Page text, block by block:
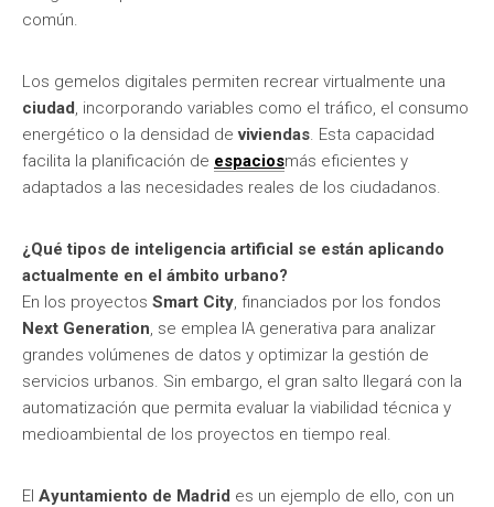
común.
Los gemelos digitales permiten recrear virtualmente una
ciudad, incorporando variables como el tráfico, el consumo
energético o la densidad deviviendas. Esta capacidad
facilita la planificación de espaciosmás eficientes y
adaptados a las necesidades reales de los ciudadanos.
¿Qué tipos de inteligencia artificial se están aplicando
actualmente en el ámbito urbano?
En los proyectos Smart City, financiados por los fondos
Next Generation, se emplea IA generativa para analizar
grandes volúmenes de datos y optimizar la gestión de
servicios urbanos. Sin embargo, el gran salto llegará con la
automatización que permita evaluar la viabilidad técnica y
medioambiental de los proyectos en tiempo real.
El Ayuntamiento de Madrid es un ejemplo de ello, con un